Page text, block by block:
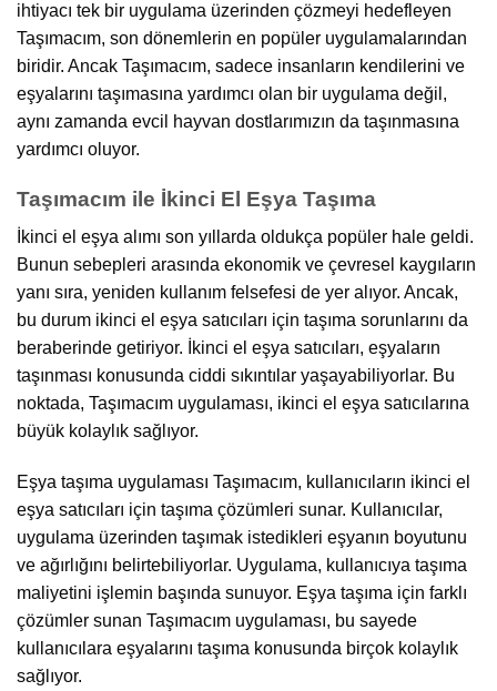
ihtiyacı tek bir uygulama üzerinden çözmeyi hedefleyen
Taşımacım, son dönemlerin en popüler uygulamalarından
biridir. Ancak Taşımacım, sadece insanların kendilerini ve
eşyalarını taşımasına yardımcı olan bir uygulama değil,
aynı zamanda evcil hayvan dostlarımızın da taşınmasına
yardımcı oluyor.
Taşımacım ile İkinci El Eşya Taşıma
İkinci el eşya alımı son yıllarda oldukça popüler hale geldi.
Bunun sebepleri arasında ekonomik ve çevresel kaygıların
yanı sıra, yeniden kullanım felsefesi de yer alıyor. Ancak,
bu durum ikinci el eşya satıcıları için taşıma sorunlarını da
beraberinde getiriyor. İkinci el eşya satıcıları, eşyaların
taşınması konusunda ciddi sıkıntılar yaşayabiliyorlar. Bu
noktada, Taşımacım uygulaması, ikinci el eşya satıcılarına
büyük kolaylık sağlıyor.
Eşya taşıma uygulaması Taşımacım, kullanıcıların ikinci el
eşya satıcıları için taşıma çözümleri sunar. Kullanıcılar,
uygulama üzerinden taşımak istedikleri eşyanın boyutunu
ve ağırlığını belirtebiliyorlar. Uygulama, kullanıcıya taşıma
maliyetini işlemin başında sunuyor. Eşya taşıma için farklı
çözümler sunan Taşımacım uygulaması, bu sayede
kullanıcılara eşyalarını taşıma konusunda birçok kolaylık
sağlıyor.